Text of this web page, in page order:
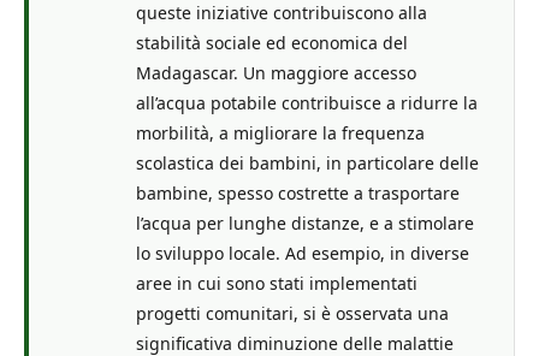
queste iniziative contribuiscono alla
stabilità sociale ed economica del
Madagascar. Un maggiore accesso
all’acqua potabile contribuisce a ridurre la
morbilità, a migliorare la frequenza
scolastica dei bambini, in particolare delle
bambine, spesso costrette a trasportare
l’acqua per lunghe distanze, e a stimolare
lo sviluppo locale. Ad esempio, in diverse
aree in cui sono stati implementati
progetti comunitari, si è osservata una
significativa diminuzione delle malattie